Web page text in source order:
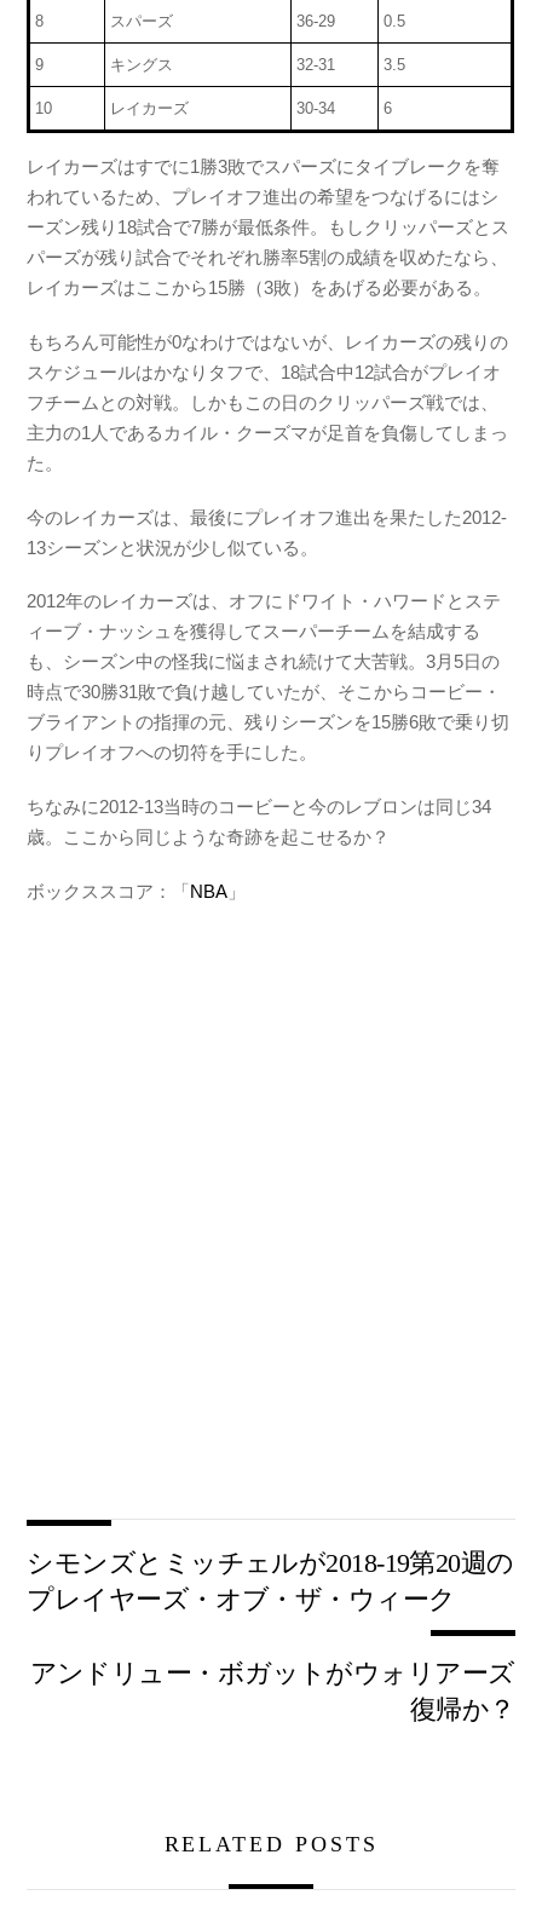
8 スパーズ 36-29 0.5
9 キングス 32-31 3.5
10 レイカーズ 30-34 6
レイカーズはすでに1勝3敗でスパーズにタイブレークを奪
われているため、プレイオフ進出の希望をつなげるにはシ
ーズン残り18試合で7勝が最低条件。もしクリッパーズとス
パーズが残り試合でそれぞれ勝率5割の成績を収めたなら、
レイカーズはここから15勝（3敗）をあげる必要がある。
もちろん可能性が0なわけではないが、レイカーズの残りの
スケジュールはかなりタフで、18試合中12試合がプレイオ
フチームとの対戦。しかもこの日のクリッパーズ戦では、
主力の1人であるカイル・クーズマが足首を負傷してしまっ
た。
今のレイカーズは、最後にプレイオフ進出を果たした2012-
13シーズンと状況が少し似ている。
2012年のレイカーズは、オフにドワイト・ハワードとステ
ィーブ・ナッシュを獲得してスーパーチームを結成する
も、シーズン中の怪我に悩まされ続けて大苦戦。3月5日の
時点で30勝31敗で負け越していたが、そこからコービー・
ブライアントの指揮の元、残りシーズンを15勝6敗で乗り切
りプレイオフへの切符を手にした。
ちなみに2012-13当時のコービーと今のレブロンは同じ34
歳。ここから同じような奇跡を起こせるか？
ボックススコア：「NBA 」
シモンズとミッチェルが2018-19第20週の
プレイヤーズ・オブ・ザ・ウィーク
アンドリュー・ボガットがウォリアーズ
復帰か？
RELATED POSTS